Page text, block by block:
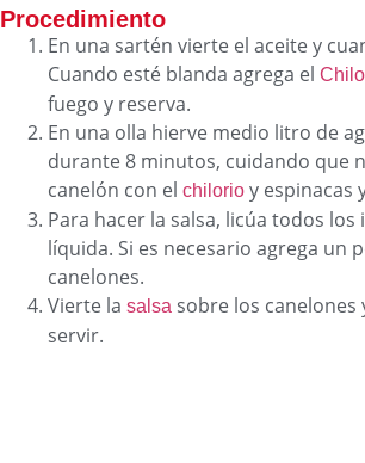
Procedimiento
En una sartén vierte el aceite y
Cuando esté blanda agrega el
fuego y reserva.
En una olla hierve medio litro de
durante 8 minutos, cuidando que
canelón con el chilorio y espinacas
Para hacer la salsa, licúa todos
líquida. Si es necesario agrega un
canelones.
Vierte la salsa sobre los canelones
servir.